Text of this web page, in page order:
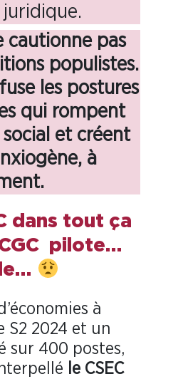
cautionne pas
populistes.
les postures
qui rompent
social et créent
à
dans tout ça
pilote…
à
S2 2024 et un
sur 400 postes,
le CSEC